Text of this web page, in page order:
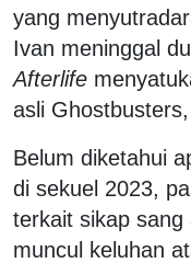
yang
Ivan meninggal
Afterlife
asli
Belum diketahui
di sekuel 2023,
terkait sikap sang
muncul keluhan